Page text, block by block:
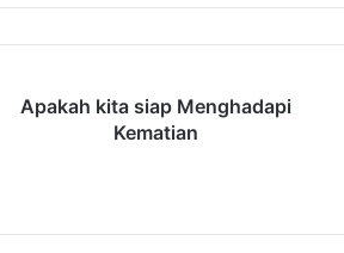
Apakah kita siap Menghadapi
Kematian